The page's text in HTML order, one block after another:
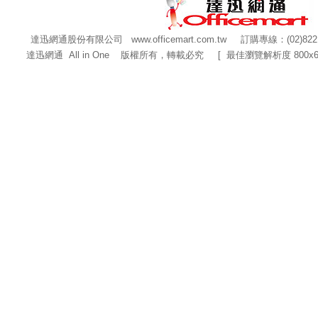
達迅網通股份有限公司 www.officemart.com.tw訂購專線：
達迅網通 All in One 版權所有，轉載必究 [ 最佳瀏覽解析度